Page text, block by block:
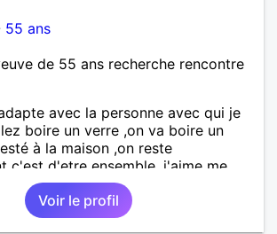
55 ans
de 55 ans recherche rencontre
avec la personne avec qui je
boire un verre ,on va boire un
à la maison ,on reste
c'est d'etre ensemble .j'aime me
sport , regarder des film , aller au
par dessus tous rire
Voir le profil